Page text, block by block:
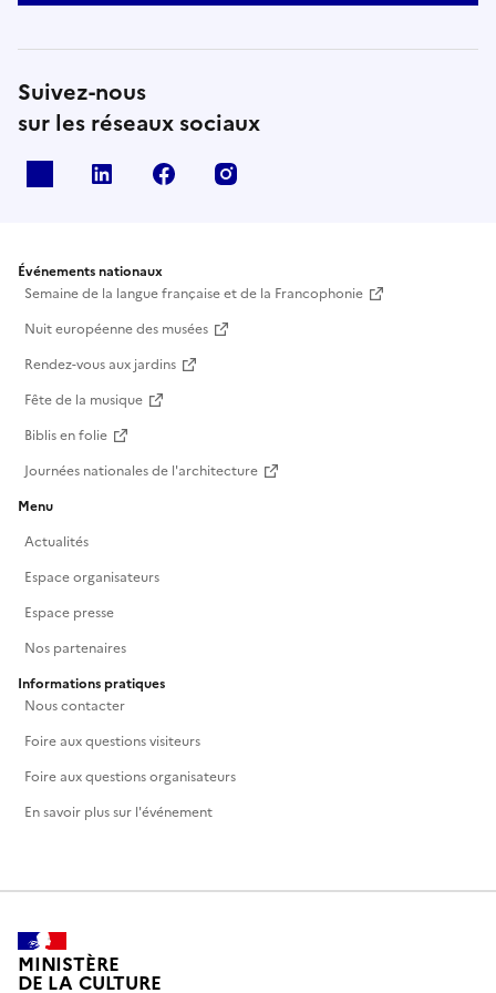
Suivez-nous
sur les réseaux sociaux
Linkedin Facebook
Événements nationaux
Semaine de la langue française et de la Francophonie
Nuit européenne des musées
Rendez-vous aux jardins
Fête de la musique
Biblis en folie
Journées nationales de l'architecture
Menu
Actualités
Espace organisateurs
Espace presse
Nos partenaires
Informations pratiques
Nous contacter
Foire aux questions visiteurs
Foire aux questions organisateurs
En savoir plus sur l'événement
MINISTÈRE
DE LA CULTURE